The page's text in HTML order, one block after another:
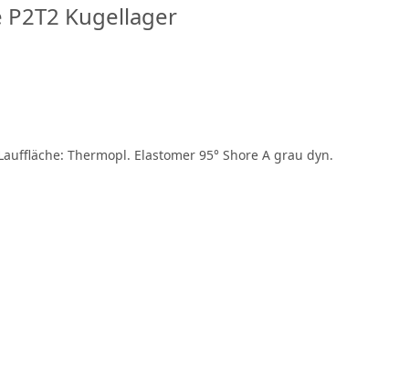
P2T2 Kugellager
Thermopl. Elastomer 95° Shore A grau dyn.